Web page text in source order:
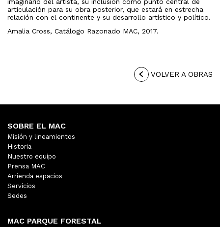
articulación para su obra posterior, que estará en estrecha
relación con el continente y su desarrollo artístico y político.
Amalia Cross, Catálogo Razonado MAC, 2017.
VOLVER A OBRAS
SOBRE EL MAC
Misión y lineamientos
Historia
Nuestro equipo
Prensa MAC
Arrienda espacios
Servicios
Sedes
MAC PARQUE FORESTAL